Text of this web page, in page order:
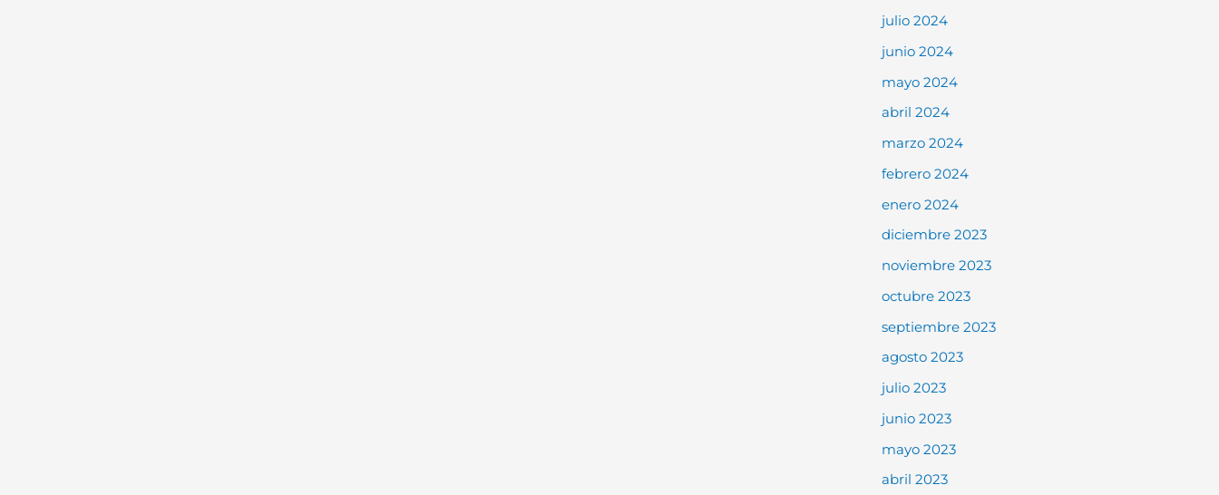
julio 2024
junio 2024
mayo 2024
abril 2024
marzo 2024
febrero 2024
enero 2024
diciembre 2023
noviembre 2023
octubre 2023
septiembre 2023
agosto 2023
julio 2023
junio 2023
mayo 2023
abril 2023